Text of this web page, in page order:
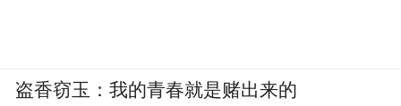
盗香窃玉：我的青春就是赌出来的